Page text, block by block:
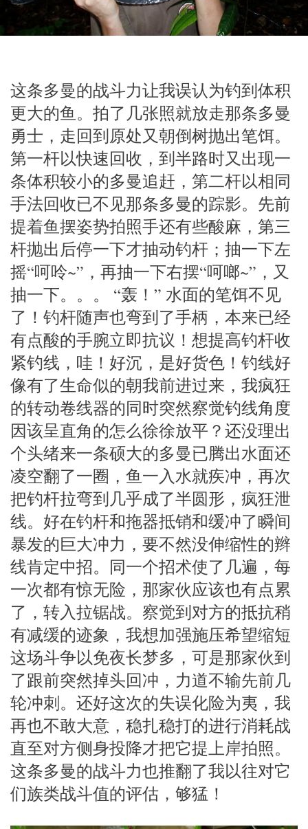
这条多曼的战斗力让我误认为钓到体积
更大的鱼。拍了几张照就放走那条多曼
勇士，走回到原处又朝倒树抛出笔饵。
第一杆以快速回收，到半路时又出现一
条体积较小的多曼追赶，第二杆以相同
手法回收已不见那条多曼的踪影。先前
提着鱼摆姿势拍照手还有些酸麻，第三
杆抛出后停一下才抽动钓杆；抽一下左
摇“呵呤~”，再抽一下右摆“呵啷~”，又
抽一下。。。 “轰！” 水面的笔饵不见
了！钓杆随声也弯到了手柄，本来已经
有点酸的手腕立即抗议！想提高钓杆收
紧钓线，哇！好沉，是好货色！钓线好
像有了生命似的朝我前进过来，我疯狂
的转动卷线器的同时突然察觉钓线角度
因该呈直角的怎么徐徐放平？还没理出
个头绪来一条硕大的多曼已腾出水面还
凌空翻了一圈，鱼一入水就疾冲，再次
把钓杆拉弯到几乎成了半圆形，疯狂泄
线。好在钓杆和拖器抵销和缓冲了瞬间
暴发的巨大冲力，要不然没伸缩性的辫
线肯定中招。同一个招术使了几遍，每
一次都有惊无险，那家伙应该也有点累
了，转入拉锯战。察觉到对方的抵抗稍
有减缓的迹象，我想加强施压希望缩短
这场斗争以免夜长梦多，可是那家伙到
了跟前突然掉头回冲，力道不输先前几
轮冲刺。还好这次的失误化险为夷，我
再也不敢大意，稳扎稳打的进行消耗战
直至对方侧身投降才把它提上岸拍照。
这条多曼的战斗力也推翻了我以往对它
们族类战斗值的评估，够猛！